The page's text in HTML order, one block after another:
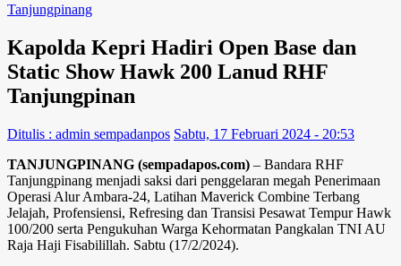
Tanjungpinang
Kapolda Kepri Hadiri Open Base dan
Static Show Hawk 200 Lanud RHF
Tanjungpinan
Ditulis : admin sempadanpos Sabtu, 17 Februari 2024 - 20:53
TANJUNGPINANG (sempadapos.com) – Bandara RHF
Tanjungpinang menjadi saksi dari penggelaran megah Penerimaan
Operasi Alur Ambara-24, Latihan Maverick Combine Terbang
Jelajah, Profensiensi, Refresing dan Transisi Pesawat Tempur Hawk
100/200 serta Pengukuhan Warga Kehormatan Pangkalan TNI AU
Raja Haji Fisabilillah. Sabtu (17/2/2024).